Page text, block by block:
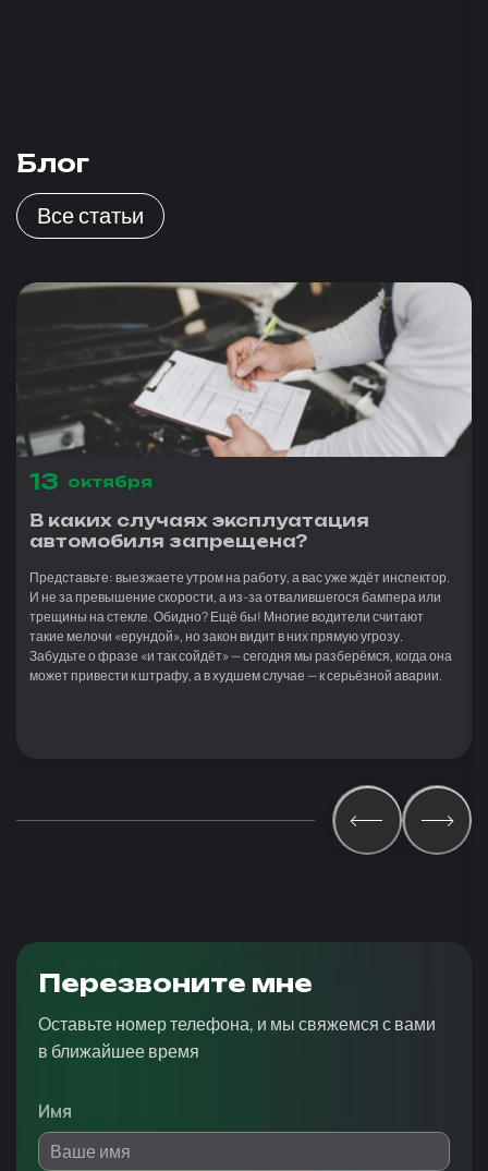
Блог
Все статьи
13 октября
В каких случаях эксплуатация
автомобиля запрещена?
Представьте: выезжаете утром на работу, а вас уже ждёт инспектор.
И не за превышение скорости, а из-за отвалившегося бампера или
трещины на стекле. Обидно? Ещё бы! Многие водители считают
такие мелочи «ерундой», но закон видит в них прямую угрозу.
Забудьте о фразе «и так сойдёт» — сегодня мы разберёмся, когда она
может привести к штрафу, а в худшем случае — к серьёзной аварии.
Перезвоните мне
Оставьте номер телефона, и мы свяжемся с вами
в ближайшее время
Имя